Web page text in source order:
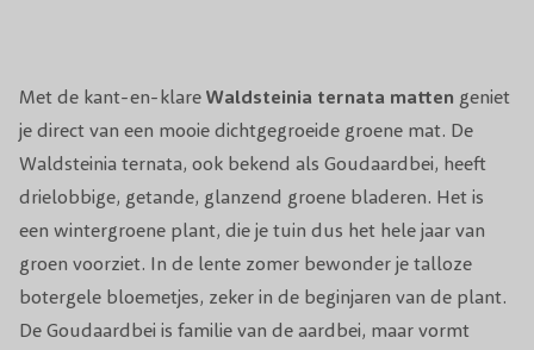
Met de kant-en-klare Waldsteinia ternata matten geniet
je direct van een mooie dichtgegroeide groene mat. De
Waldsteinia ternata, ook bekend als Goudaardbei, heeft
drielobbige, getande, glanzend groene bladeren. Het is
een wintergroene plant, die je tuin dus het hele jaar van
groen voorziet. In de lente zomer bewonder je talloze
botergele bloemetjes, zeker in de beginjaren van de plant.
De Goudaardbei is familie van de aardbei, maar vormt
Snoeiperiode Niet nodig
Halfschaduw/Schaduw
Winterhardheid Goed winterhard
Planttijd
Jaarrond (behalve bij extreme droogte of
vorst)